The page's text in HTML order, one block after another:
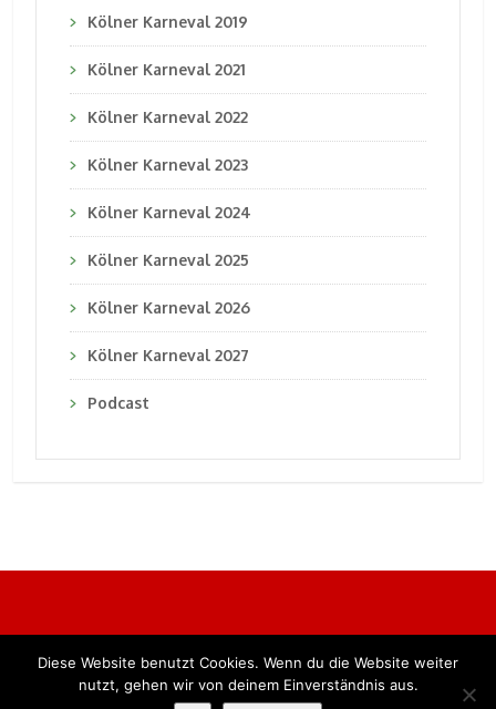
Kölner Karneval 2019
Kölner Karneval 2021
Kölner Karneval 2022
Kölner Karneval 2023
Kölner Karneval 2024
Kölner Karneval 2025
Kölner Karneval 2026
Kölner Karneval 2027
Podcast
Alle Rechte vorbehalten. BKB Verlag GmbH
Diese Website benutzt Cookies. Wenn du die Website weiter
nutzt, gehen wir von deinem Einverständnis aus.